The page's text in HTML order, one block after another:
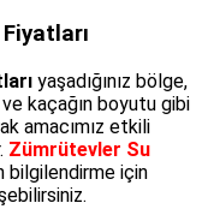
yaşadığınız bölge,
kaçağın boyutu gibi
amacımız etkili
Zümrütevler Su
bilgilendirme için